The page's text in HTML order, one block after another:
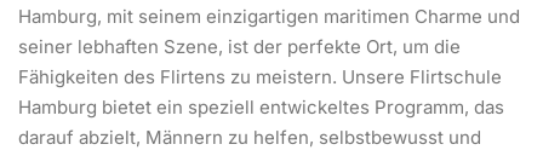
Hamburg, mit seinem einzigartigen maritimen Charme und
seiner lebhaften Szene, ist der perfekte Ort, um die
Fähigkeiten des Flirtens zu meistern. Unsere Flirtschule
Hamburg bietet ein speziell entwickeltes Programm, das
darauf abzielt, Männern zu helfen, selbstbewusst und